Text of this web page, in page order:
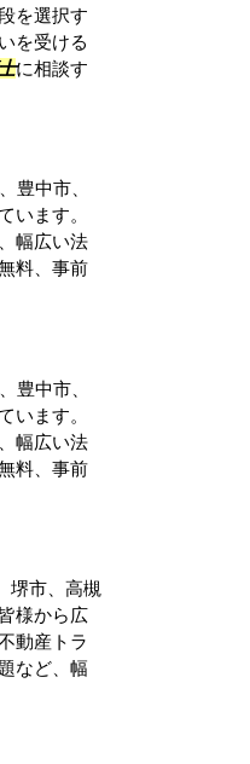
を選択す
を受ける
に相談す
豊中市、
います。
幅広い法
料、事前
豊中市、
います。
幅広い法
料、事前
堺市、高槻
様から広
動産トラ
など、幅